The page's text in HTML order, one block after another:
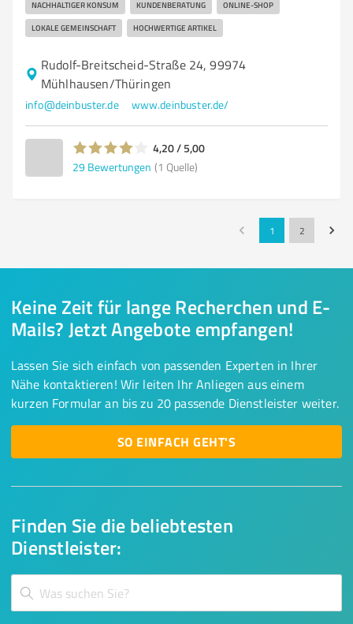
NACHHALTIGER KONSUM KUNDENBERATUNG ONLINE-SHOP
LOKALE GEMEINSCHAFT HOCHWERTIGE ARTIKEL
Rudolf-Breitscheid-Straße 24, 99974
Mühlhausen/Thüringen
info@deinbuster.de www.deinbuster.de/
4,20 / 5,00
29 Bewertungen (1 Quelle)
1 2
Finden Sie die beliebtesten
Dienstleister:
Keine Zeit für lange Recherchen und E-
Mails? Jetzt Angebote empfangen!
Lassen Sie sich einfach von passenden Experten in Ihrer
Nähe kontaktieren! Wir leiten Ihr Anliegen aus einem
kurzen Formular an bis zu 20 passende Dienstleister weiter.
SO EINFACH GEHT'S